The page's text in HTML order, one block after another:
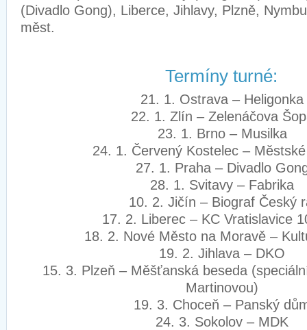
(Divadlo Gong), Liberce, Jihlavy, Plzně,
měst.
Termíny turné:
21. 1. Ostrava –
22. 1. Zlín – Zelenáčova
23. 1. Brno – Musilka
24. 1. Červený Kostelec –
27. 1. Praha – Divadlo
28. 1. Svitavy – Fabrika
10. 2. Jičín – Biograf Český
17. 2. Liberec – KC Vratislavice
18. 2. Nové Město na Moravě –
19. 2. Jihlava – DKO
15. 3. Plzeň – Měšťanská beseda
Martinovou)
19. 3. Choceň – Panský
24. 3. Sokolov – MDK